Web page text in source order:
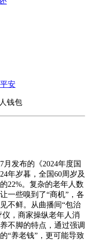
安
钱包
发布的《2024年度国
年岁暮，全国60周岁及
22%。复杂的老年人数
一些嗅到了“商机”，各
不鲜。从曲播间“包治
仪，商家操纵老年人消
不脚的特点，通过强调
“养老钱”，更可能导致